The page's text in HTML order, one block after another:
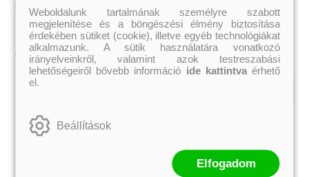
Lucy Maud Montgomery
Online ár:2 099 Ft
Külföldiek
Benina
Bessenyei Gábor
Bodor Attila
Weboldalunk tartalmának személyre szabott
megjelenítése és a böngészési élmény biztosítása
érdekében sütiket (cookie), illetve egyéb technológiákat
alkalmazunk. A sütik használatára vonatkozó
irányelveinkről, valamint azok testreszabási
lehetőségeiről bővebb információ ide kattintvaérhető
el.
Beállítások
Elfogadom